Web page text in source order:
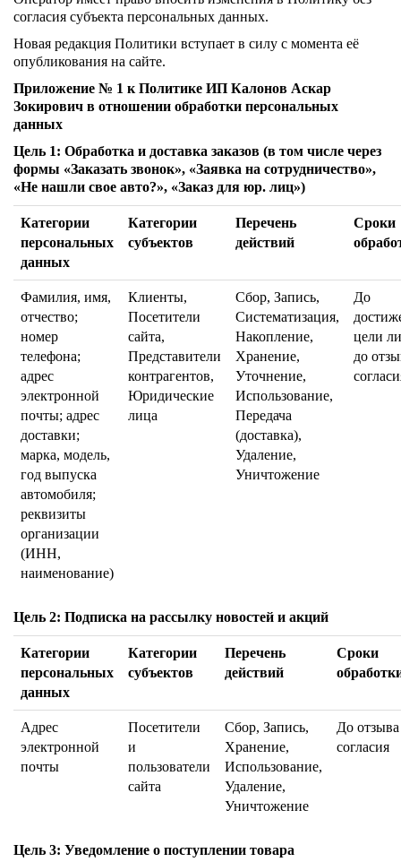
согласия субъекта персональных данных.
Новая редакция Политики вступает в силу с момента её
опубликования на сайте.
Приложение № 1 к Политике ИП Калонов Аскар
Зокирович в отношении обработки персональных
данных
Цель 1: Обработка и доставка заказов (в том числе через
формы «Заказать звонок», «Заявка на сотрудничество»,
«Не нашли свое авто?», «Заказ для юр. лиц»)
Категории
персональных
данных
Категории
субъектов
Перечень
действий
Сроки
Фамилия, имя,
отчество;
номер
телефона;
адрес
электронной
почты; адрес
доставки;
марка, модель,
год выпуска
автомобиля;
реквизиты
организации
(ИНН,
наименование)
Клиенты,
Посетители
сайта,
Представители
контрагентов,
Юридические
лица
Сбор, Запись,
Систематизация,
Накопление,
Хранение,
Уточнение,
Использование,
Передача
(доставка),
Удаление,
Уничтожение
До
цели
до
Цель 2: Подписка на рассылку новостей и акций
Категории
персональных
данных
Категории
субъектов
Перечень
действий
Сроки
Адрес
электронной
почты
Посетители
и
пользователи
сайта
Сбор, Запись,
Хранение,
Использование,
Удаление,
Уничтожение
До отзыва
согласия
Цель 3: Уведомление о поступлении товара